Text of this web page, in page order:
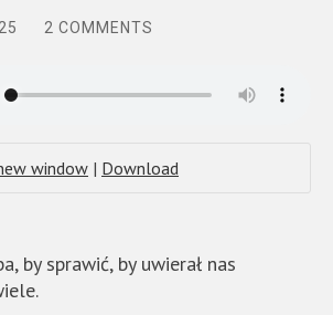
2 COMMENTS
window | Download
by sprawić, by uwierał nas